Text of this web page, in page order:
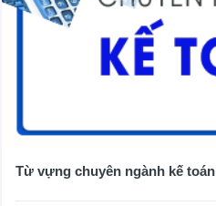
Từ vựng chuyên ngành kế toán